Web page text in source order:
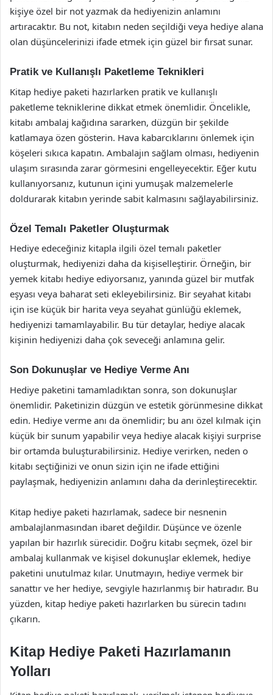
kişiye özel bir not yazmak da hediyenizin anlamını
artıracaktır. Bu not, kitabın neden seçildiği veya hediye alana
olan düşüncelerinizi ifade etmek için güzel bir fırsat sunar.
Pratik ve Kullanışlı Paketleme Teknikleri
Kitap hediye paketi hazırlarken pratik ve kullanışlı
paketleme tekniklerine dikkat etmek önemlidir. Öncelikle,
kitabı ambalaj kağıdına sararken, düzgün bir şekilde
katlamaya özen gösterin. Hava kabarcıklarını önlemek için
köşeleri sıkıca kapatın. Ambalajın sağlam olması, hediyenin
ulaşım sırasında zarar görmesini engelleyecektir. Eğer kutu
kullanıyorsanız, kutunun içini yumuşak malzemelerle
doldurarak kitabın yerinde sabit kalmasını sağlayabilirsiniz.
Özel Temalı Paketler Oluşturmak
Hediye edeceğiniz kitapla ilgili özel temalı paketler
oluşturmak, hediyenizi daha da kişiselleştirir. Örneğin, bir
yemek kitabı hediye ediyorsanız, yanında güzel bir mutfak
eşyası veya baharat seti ekleyebilirsiniz. Bir seyahat kitabı
için ise küçük bir harita veya seyahat günlüğü eklemek,
hediyenizi tamamlayabilir. Bu tür detaylar, hediye alacak
kişinin hediyenizi daha çok seveceği anlamına gelir.
Son Dokunuşlar ve Hediye Verme Anı
Hediye paketini tamamladıktan sonra, son dokunuşlar
önemlidir. Paketinizin düzgün ve estetik görünmesine dikkat
edin. Hediye verme anı da önemlidir; bu anı özel kılmak için
küçük bir sunum yapabilir veya hediye alacak kişiyi surprise
bir ortamda buluşturabilirsiniz. Hediye verirken, neden o
kitabı seçtiğinizi ve onun sizin için ne ifade ettiğini
paylaşmak, hediyenizin anlamını daha da derinleştirecektir.
Kitap hediye paketi hazırlamak, sadece bir nesnenin
ambalajlanmasından ibaret değildir. Düşünce ve özenle
yapılan bir hazırlık sürecidir. Doğru kitabı seçmek, özel bir
ambalaj kullanmak ve kişisel dokunuşlar eklemek, hediye
paketini unutulmaz kılar. Unutmayın, hediye vermek bir
sanattır ve her hediye, sevgiyle hazırlanmış bir hatıradır. Bu
yüzden, kitap hediye paketi hazırlarken bu sürecin tadını
çıkarın.
Kitap Hediye Paketi Hazırlamanın
Yolları